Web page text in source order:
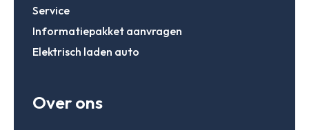
Service
Informatiepakket aanvragen
Elektrisch laden auto
Over ons